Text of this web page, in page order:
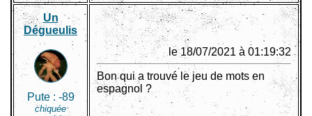
Un
Dégueulis
Pute : -89
chiquée
le 18/07/2021 à 01:19:32
Bon qui a trouvé le jeu de mots en
espagnol ?